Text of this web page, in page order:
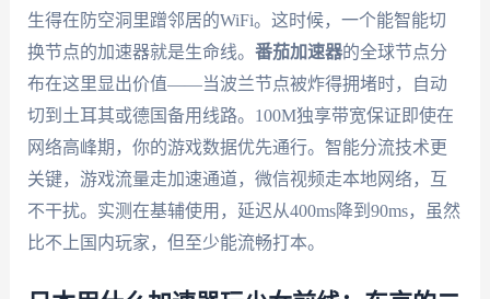
生得在防空洞里蹭邻居的WiFi。这时候，一个能智能切
换节点的加速器就是生命线。 番茄加速器的全球节点分
布在这里显出价值——当波兰节点被炸得拥堵时，自动
切到土耳其或德国备用线路。100M独享带宽保证即使在
网络高峰期，你的游戏数据优先通行。智能分流技术更
关键，游戏流量走加速通道，微信视频走本地网络，互
不干扰。实测在基辅使用，延迟从400ms降到90ms，虽然
比不上国内玩家，但至少能流畅打本。